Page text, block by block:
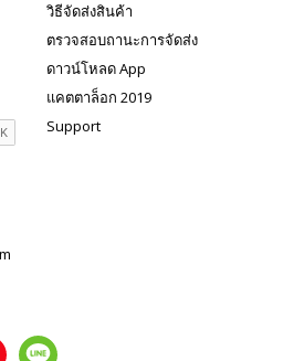
วิธีจัดส่งสินค้า
ตรวจสอบถานะการจัดส่ง
ดาวน์โหลด App
แคตตาล็อก 2019
Support